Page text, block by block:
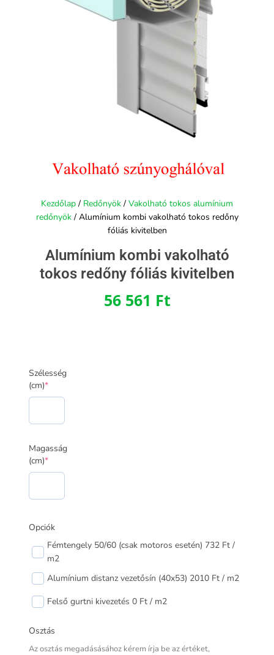
Kezdőlap / Redőnyök / Vakolható tokos alumínium
redőnyök/ Alumínium kombi vakolható tokos redőny
fóliás kivitelben
Alumínium kombi vakolható
tokos redőny fóliás kivitelben
56 561 Ft
Szélesség
(cm)*
Magasság
(cm)*
Opciók
Fémtengely 50/60 (csak motoros esetén) 732 Ft /
m2
Alumínium distanz vezetősín (40x53) 2010 Ft / m2
Felső gurtni kivezetés 0 Ft / m2
Osztás
Az osztás megadásásához kérem írja be az értéket,
kombi
vakolható
kivitelben
mennyiség